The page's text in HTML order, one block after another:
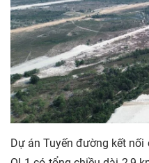
Dự án Tuyến đường kết